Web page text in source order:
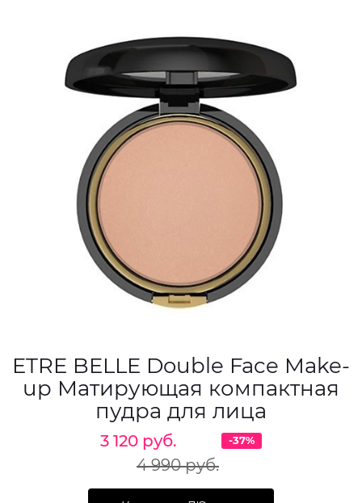
ETRE BELLE Double Face Make-
up Матирующая компактная
пудра для лица
3 120 руб.
4 990 руб.
-37%